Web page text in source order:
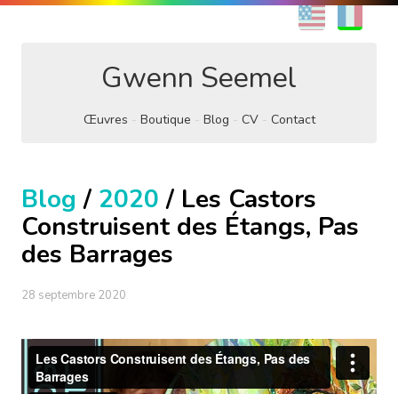
EN
Gwenn Seemel
Œuvres Boutique Blog CV Contact
Blog / 2020 / Les Castors
Construisent des Étangs, Pas
des Barrages
28 septembre 2020